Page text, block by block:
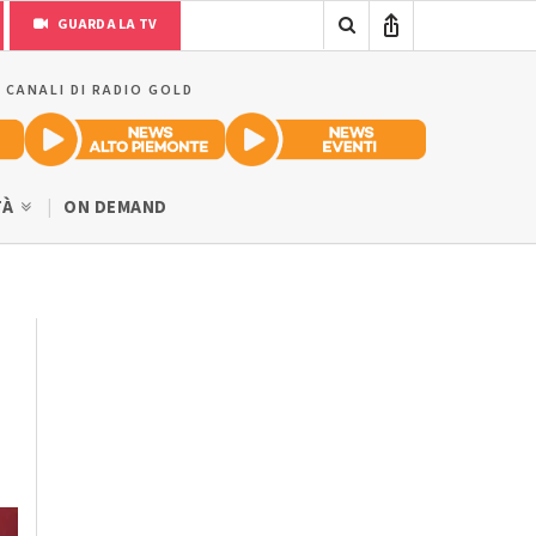
GUARDA LA TV
DI RADIO GOLD
ON DEMAND